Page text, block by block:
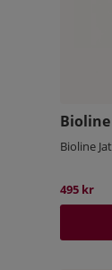
Bioline
Bioline
495 kr